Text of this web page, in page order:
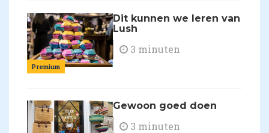
Premium
Dit kunnen we leren van
Lush
3 minuten
Gewoon goed doen
3 minuten